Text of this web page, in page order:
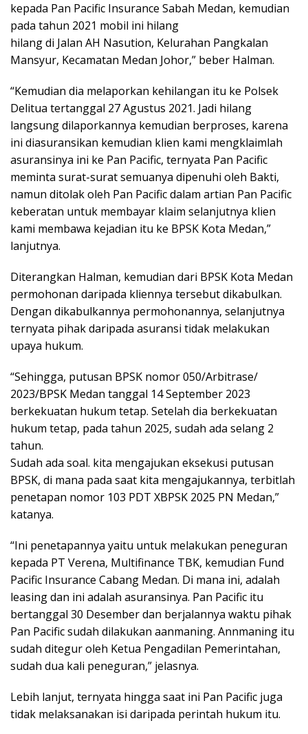
kepada Pan Pacific Insurance Sabah Medan, kemudian
pada tahun 2021 mobil ini hilang
hilang di Jalan AH Nasution, Kelurahan Pangkalan
Mansyur, Kecamatan Medan Johor,” beber Halman.
“Kemudian dia melaporkan kehilangan itu ke Polsek
Delitua tertanggal 27 Agustus 2021. Jadi hilang
langsung dilaporkannya kemudian berproses, karena
ini diasuransikan kemudian klien kami mengklaimlah
asuransinya ini ke Pan Pacific, ternyata Pan Pacific
meminta surat-surat semuanya dipenuhi oleh Bakti,
namun ditolak oleh Pan Pacific dalam artian Pan Pacific
keberatan untuk membayar klaim selanjutnya klien
kami membawa kejadian itu ke BPSK Kota Medan,”
lanjutnya.
Diterangkan Halman, kemudian dari BPSK Kota Medan
permohonan daripada kliennya tersebut dikabulkan.
Dengan dikabulkannya permohonannya, selanjutnya
ternyata pihak daripada asuransi tidak melakukan
upaya hukum.
“Sehingga, putusan BPSK nomor 050/Arbitrase/
2023/BPSK Medan tanggal 14 September 2023
berkekuatan hukum tetap. Setelah dia berkekuatan
hukum tetap, pada tahun 2025, sudah ada selang 2
tahun.
Sudah ada soal. kita mengajukan eksekusi putusan
BPSK, di mana pada saat kita mengajukannya, terbitlah
penetapan nomor 103 PDT XBPSK 2025 PN Medan,”
katanya.
“Ini penetapannya yaitu untuk melakukan peneguran
kepada PT Verena, Multifinance TBK, kemudian Fund
Pacific Insurance Cabang Medan. Di mana ini, adalah
leasing dan ini adalah asuransinya. Pan Pacific itu
bertanggal 30 Desember dan berjalannya waktu pihak
Pan Pacific sudah dilakukan aanmaning. Annmaning itu
sudah ditegur oleh Ketua Pengadilan Pemerintahan,
sudah dua kali peneguran,” jelasnya.
Lebih lanjut, ternyata hingga saat ini Pan Pacific juga
tidak melaksanakan isi daripada perintah hukum itu.